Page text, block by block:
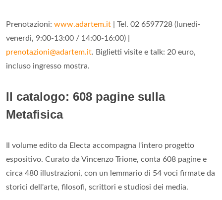
Prenotazioni: www.adartem.it | Tel. 02 6597728 (lunedì-
venerdì, 9:00-13:00 / 14:00-16:00) |
prenotazioni@adartem.it. Biglietti visite e talk: 20 euro,
incluso ingresso mostra.
Il catalogo: 608 pagine sulla
Metafisica
Il volume edito da Electa accompagna l'intero progetto
espositivo. Curato da Vincenzo Trione, conta 608 pagine e
circa 480 illustrazioni, con un lemmario di 54 voci firmate da
storici dell'arte, filosofi, scrittori e studiosi dei media.